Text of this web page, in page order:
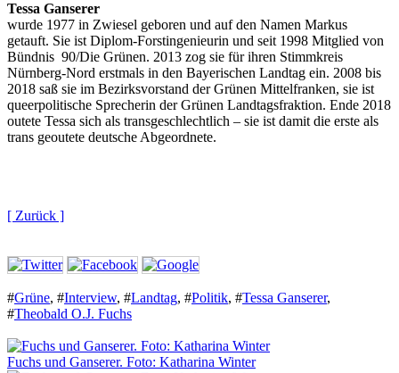
Tessa Ganserer
wurde 1977 in Zwiesel geboren und auf den Namen Markus
getauft. Sie ist Diplom-Forstingenieurin und seit 1998 Mitglied von
Bündnis 90/Die Grünen. 2013 zog sie für ihren Stimmkreis
Nürnberg-Nord erstmals in den Bayerischen Landtag ein. 2008 bis
2018 saß sie im Bezirksvorstand der Grünen Mittelfranken, sie ist
queerpolitische Sprecherin der Grünen Landtagsfraktion. Ende 2018
outete Tessa sich als transgeschlechtlich – sie ist damit die erste als
trans geoutete deutsche Abgeordnete.
[ Zurück ]
#Grüne, #Interview, #Landtag, #Politik, #Tessa Ganserer,
#Theobald O.J. Fuchs
Fuchs und Ganserer. Foto: Katharina Winter